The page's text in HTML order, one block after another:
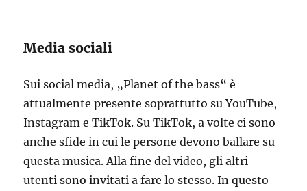
Media sociali
Sui social media, „Planet of the bass“ è
attualmente presente soprattutto su YouTube,
Instagram e TikTok. Su TikTok, a volte ci sono
anche sfide in cui le persone devono ballare su
questa musica. Alla fine del video, gli altri
utenti sono invitati a fare lo stesso. In questo